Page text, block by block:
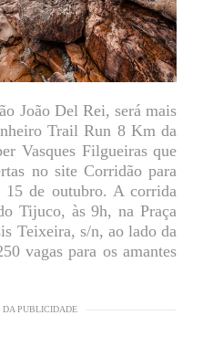
João Del Rei, será mais
Trail Run 8 Km da
Vasques Filgueiras que
no site Corridão para
15 de outubro. A corrida
Tijuco, às 9h, na Praça
Teixeira, s/n, ao lado da
vagas para os amantes
DA PUBLICIDADE